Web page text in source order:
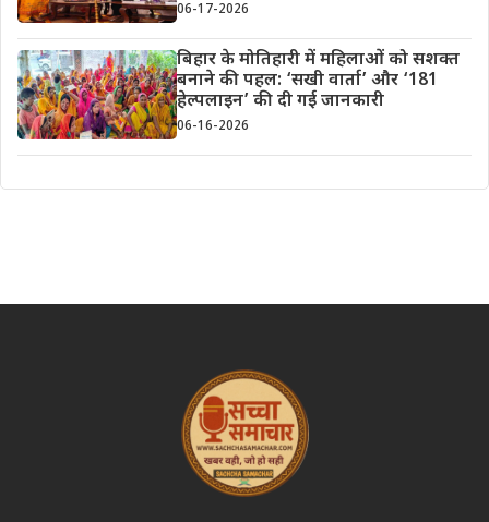
06-17-2026
बिहार के मोतिहारी में महिलाओं को सशक्त
बनाने की पहल: ‘सखी वार्ता’ और ‘181
हेल्पलाइन’ की दी गई जानकारी
06-16-2026